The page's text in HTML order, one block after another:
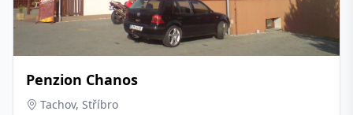
Penzion Chanos
Tachov, Stříbro